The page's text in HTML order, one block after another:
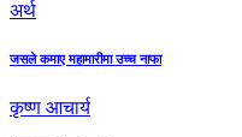
अर्थ
जसले कमाए महामारीमा उच्च नाफा
कृष्ण आचार्य